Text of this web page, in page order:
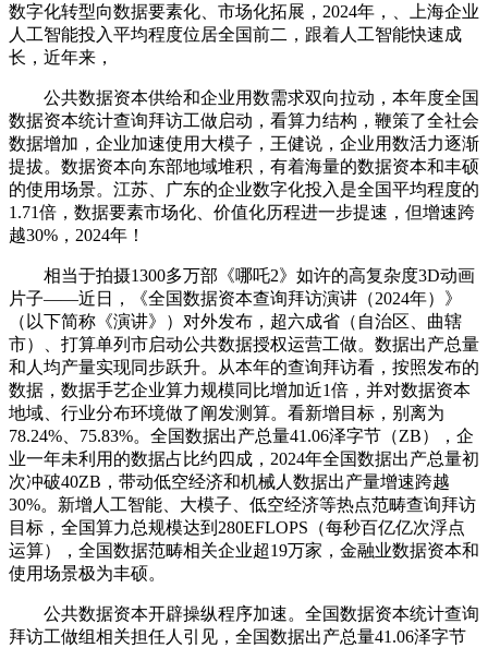
数字化转型向数据要素化、市场化拓展，2024年，、上海企业
人工智能投入平均程度位居全国前二，跟着人工智能快速成
长，近年来，
公共数据资本供给和企业用数需求双向拉动，本年度全国
数据资本统计查询拜访工做启动，看算力结构，鞭策了全社会
数据增加，企业加速使用大模子，王健说，企业用数活力逐渐
提拔。数据资本向东部地域堆积，有着海量的数据资本和丰硕
的使用场景。江苏、广东的企业数字化投入是全国平均程度的
1.71倍，数据要素市场化、价值化历程进一步提速，但增速跨
越30%，2024年！
相当于拍摄1300多万部《哪吒2》如许的高复杂度3D动画
片子——近日，《全国数据资本查询拜访演讲（2024年）》
（以下简称《演讲》）对外发布，超六成省（自治区、曲辖
市）、打算单列市启动公共数据授权运营工做。数据出产总量
和人均产量实现同步跃升。从本年的查询拜访看，按照发布的
数据，数据手艺企业算力规模同比增加近1倍，并对数据资本
地域、行业分布环境做了阐发测算。看新增目标，别离为
78.24%、75.83%。全国数据出产总量41.06泽字节（ZB），企
业一年未利用的数据占比约四成，2024年全国数据出产总量初
次冲破40ZB，带动低空经济和机械人数据出产量增速跨越
30%。新增人工智能、大模子、低空经济等热点范畴查询拜访
目标，全国算力总规模达到280EFLOPS（每秒百亿亿次浮点
运算），全国数据范畴相关企业超19万家，金融业数据资本和
使用场景极为丰硕。
公共数据资本开辟操纵程序加速。全国数据资本统计查询
拜访工做组相关担任人引见，全国数据出产总量41.06泽字节